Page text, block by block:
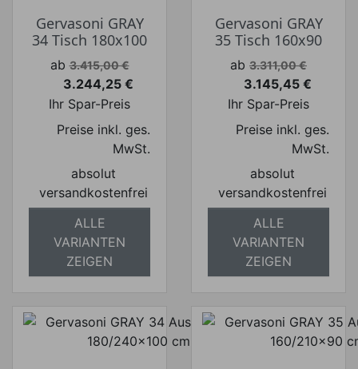
Gervasoni GRAY
34 Tisch 180x100
Verkaufspreis
ab 3.415,00 €
Preis
3.244,25 €
Ihr Spar-Preis
Preise inkl. ges.
MwSt.
absolut
versandkostenfrei
ALLE
VARIANTEN
ZEIGEN
Gervasoni GRAY
35 Tisch 160x90
Verkaufspreis
ab 3.311,00 €
Preis
3.145,45 €
Ihr Spar-Preis
Preise inkl. ges.
MwSt.
absolut
versandkostenfrei
ALLE
VARIANTEN
ZEIGEN